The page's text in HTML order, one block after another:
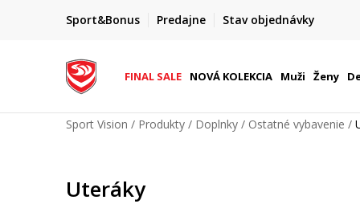
Sport&Bonus Predajne Stav objednávky
FINAL SALE AŽ -60 %
+ extra zľava 10 % len do 9. 8.
FINAL SALE NOVÁ KOLEKCIA Muži Ženy
Sport Vision Produkty Doplnky Ostatné vybavenie
Uteráky